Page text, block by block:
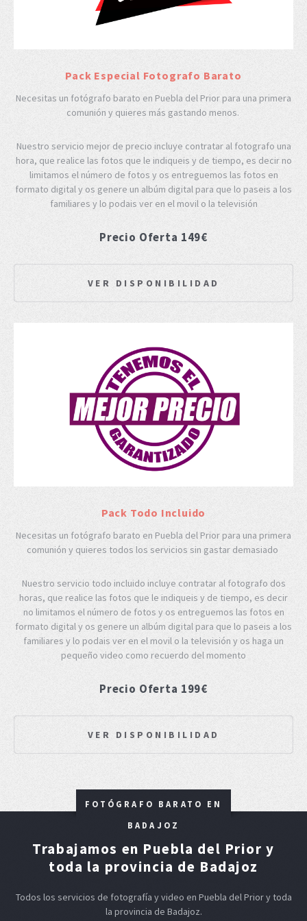
Pack Especial Fotografo Barato
Necesitas un fotógrafo barato en Puebla del Prior para una primera
comunión y quieres más gastando menos.
Nuestro servicio mejor de precio incluye contratar al fotografo una
hora, que realice las fotos que le indiqueis y de tiempo, es decir no
limitamos el número de fotos y os entreguemos las fotos en
formato digital y os genere un albúm digital para que lo paseis a los
familiares y lo podais ver en el movil o la televisión
Precio Oferta 149€
VER DISPONIBILIDAD
Pack Todo Incluido
Necesitas un fotógrafo barato en Puebla del Prior para una primera
comunión y quieres todos los servicios sin gastar demasiado
Nuestro servicio todo incluido incluye contratar al fotografo dos
horas, que realice las fotos que le indiqueis y de tiempo, es decir
no limitamos el número de fotos y os entreguemos las fotos en
formato digital y os genere un albúm digital para que lo paseis a los
familiares y lo podais ver en el movil o la televisión y os haga un
pequeño video como recuerdo del momento
Precio Oferta 199€
VER DISPONIBILIDAD
FOTÓGRAFO BARATO EN
BADAJOZ
Trabajamos en Puebla del Prior y
toda la provincia de Badajoz
Todos los servicios de fotografía y video en Puebla del Prior y toda
la provincia de Badajoz.